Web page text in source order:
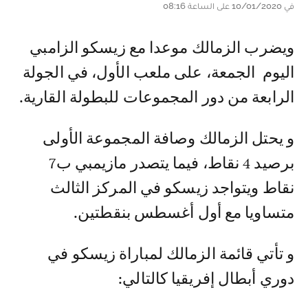
في 10/01/2020 على الساعة 08:16
و يضرب الزمالك موعدا مع زيسكو الزامبي
اليوم الجمعة، على ملعب الأول، في الجولة
الرابعة من دور المجموعات للبطولة القارية.
و يحتل الزمالك وصافة المجموعة الأولى
برصيد 4 نقاط، فيما يتصدر مازيمبي ب7
نقاط ويتواجد زيسكو في المركز الثالث
متساويا مع أول أغسطس بنقطتين.
و تأتي قائمة الزمالك لمباراة زيسكو في
دوري أبطال إفريقيا كالتالي: